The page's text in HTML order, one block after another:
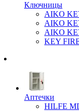
Ключницы
AIKO
AIKO
AIKO
KEY
Аптечки
HILFE